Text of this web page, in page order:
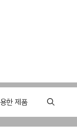
한 제품